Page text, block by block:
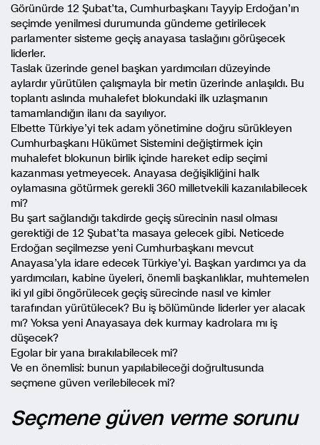
Görünürde 12 Şubat’ta, Cumhurbaşkanı Tayyip Erdoğan’ın
seçimde yenilmesi durumunda gündeme getirilecek
parlamenter sisteme geçiş anayasa taslağını görüşecek
liderler.
Taslak üzerinde genel başkan yardımcıları düzeyinde
aylardır yürütülen çalışmayla bir metin üzerinde anlaşıldı. Bu
toplantı aslında muhalefet blokundaki ilk uzlaşmanın
tamamlandığın ilanı da sayılıyor.
Elbette Türkiye’yi tek adam yönetimine doğru sürükleyen
Cumhurbaşkanı Hükümet Sistemini değiştirmek için
muhalefet blokunun birlik içinde hareket edip seçimi
kazanması yetmeyecek. Anayasa değişikliğini halk
oylamasına götürmek gerekli 360 milletvekili kazanılabilecek
mi?
Bu şart sağlandığı takdirde geçiş sürecinin nasıl olması
gerektiği de 12 Şubat’ta masaya gelecek gibi. Neticede
Erdoğan seçilmezse yeni Cumhurbaşkanı mevcut
Anayasa’yla idare edecek Türkiye’yi. Başkan yardımcı ya da
yardımcıları, kabine üyeleri, önemli başkanlıklar, muhtemelen
iki yıl gibi öngörülecek geçiş sürecinde nasıl ve kimler
tarafından yürütülecek? Bu iş bölümünde liderler yer alacak
mı? Yoksa yeni Anayasaya dek kurmay kadrolara mı iş
düşecek?
Egolar bir yana bırakılabilecek mi?
Ve en önemlisi: bunun yapılabileceği doğrultusunda
seçmene güven verilebilecek mi?
Seçmene güven verme sorunu